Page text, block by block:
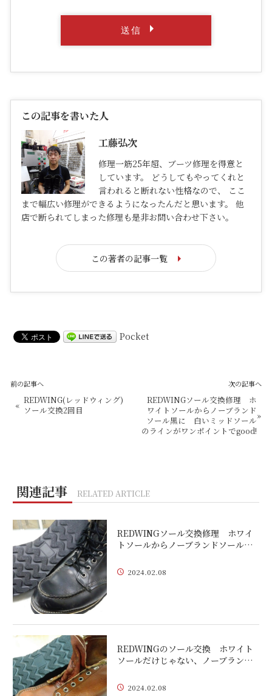
この記事を書いた人
工藤弘次
修理一筋25年超、ブーツ修理を得意と
しています。 どうしてもやってくれと
言われると断れない性格なので、 ここ
まで幅広い修理ができるようになったんだと思います。 他
店で断られてしまった修理も是非お問い合わせ下さい。
この著者の記事一覧
Pocket
前の記事へ
« REDWING(レッドウィング)
ソール交換2回目
次の記事へ
REDWINGソール交換修理 ホ
ワイトソールからノーブランド
ソール黒に 白いミッドソール
のラインがワンポイントでgood!
»
関連記事 RELATED ARTICLE
REDWINGソール交換修理 ホワイ
トソールからノーブランドソール…
2024.02.08
REDWINGのソール交換 ホワイト
ソールだけじゃない、ノーブラン…
2024.02.08